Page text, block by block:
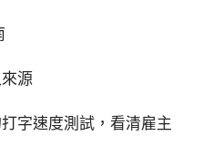
源
字速度測試，看清雇主